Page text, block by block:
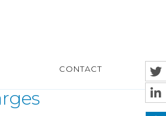
CONTACT